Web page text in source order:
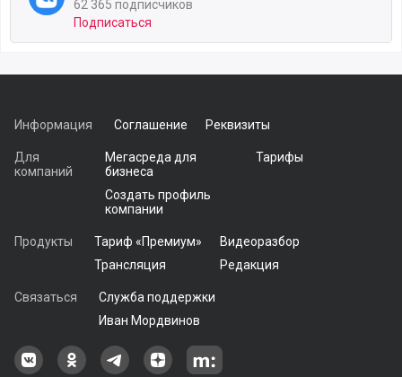
62 365 подписчиков
Подписаться
Информация Соглашение Реквизиты
Для
компаний
Мегасреда для
бизнеса
Тарифы
Создать профиль
компании
Продукты Тариф «Премиум»
Видеоразбор
Трансляция
Редакция
Связаться
Служба поддержки
Иван Мордвинов
Наша группа в ВКонтакте
Наша группа на Одноклассники[
Наша группа в Telegram
наш профиль на Дзен
Наш аккаунт на Мегасреде